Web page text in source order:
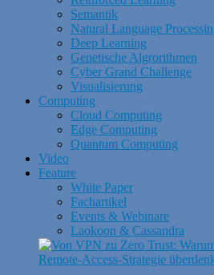
Semantik
Natural Language
Deep Learning
Genetische Algrorithmen
Cyber Grand Challenge
Visualisierung
Computing
Cloud Computing
Edge Computing
Quantum Computing
Video
Feature
White Paper
Fachartikel
Events & Webinare
Laokoon & Cassandra